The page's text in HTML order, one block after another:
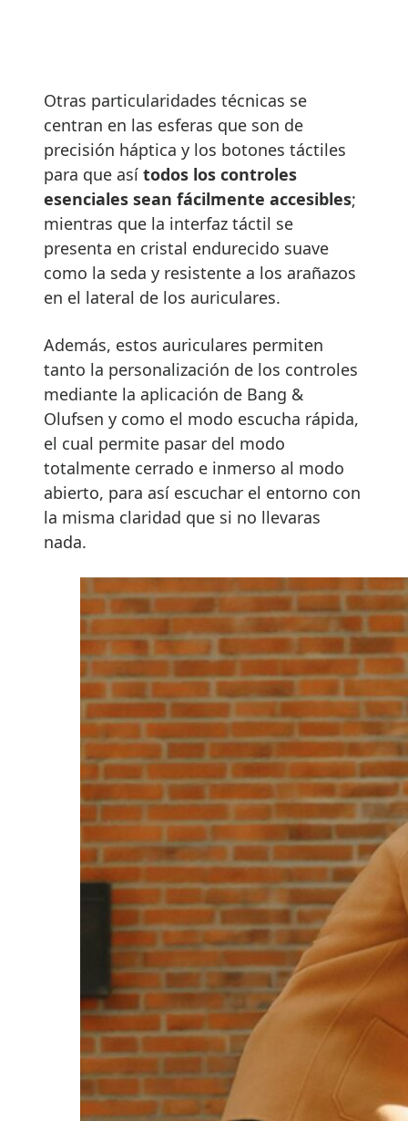
Otras particularidades técnicas se
centran en las esferas que son de
precisión háptica y los botones táctiles
para que así todos los controles
esenciales sean fácilmente accesibles;
mientras que la interfaz táctil se
presenta en cristal endurecido suave
como la seda y resistente a los arañazos
en el lateral de los auriculares.
Además, estos auriculares permiten
tanto la personalización de los controles
mediante la aplicación de Bang &
Olufsen y como el modo escucha rápida,
el cual permite pasar del modo
totalmente cerrado e inmerso al modo
abierto, para así escuchar el entorno con
la misma claridad que si no llevaras
nada.